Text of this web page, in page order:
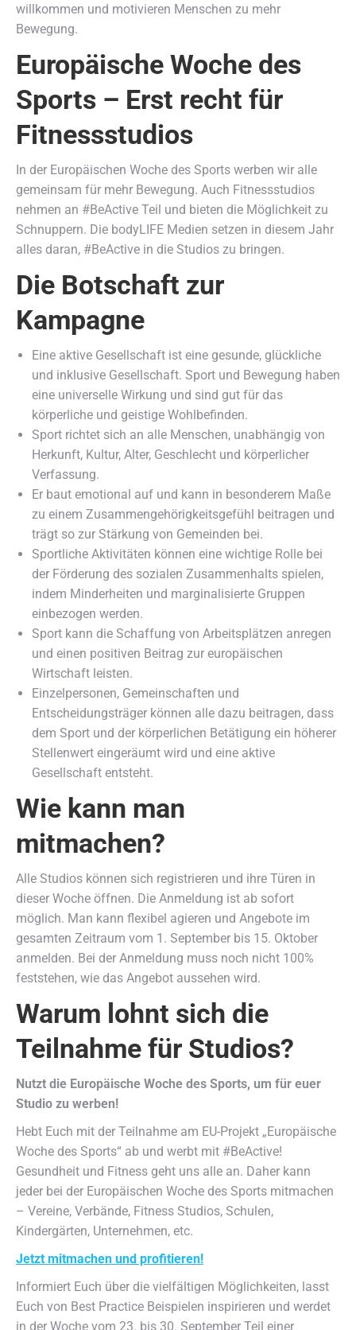
willkommen und motivieren Menschen zu mehr
Bewegung.
Europäische Woche des
Sports – Erst recht für
Fitnessstudios
In der Europäischen Woche des Sports werben wir alle
gemeinsam für mehr Bewegung. Auch Fitnessstudios
nehmen an #BeActive Teil und bieten die Möglichkeit zu
Schnuppern. Die bodyLIFE Medien setzen in diesem Jahr
alles daran, #BeActive in die Studios zu bringen.
Die Botschaft zur
Kampagne
Eine aktive Gesellschaft ist eine gesunde, glückliche
und inklusive Gesellschaft. Sport und Bewegung haben
eine universelle Wirkung und sind gut für das
körperliche und geistige Wohlbefinden.
Sport richtet sich an alle Menschen, unabhängig von
Herkunft, Kultur, Alter, Geschlecht und körperlicher
Verfassung.
Er baut emotional auf und kann in besonderem Maße
zu einem Zusammengehörigkeitsgefühl beitragen und
trägt so zur Stärkung von Gemeinden bei.
Sportliche Aktivitäten können eine wichtige Rolle bei
der Förderung des sozialen Zusammenhalts spielen,
indem Minderheiten und marginalisierte Gruppen
einbezogen werden.
Sport kann die Schaffung von Arbeitsplätzen anregen
und einen positiven Beitrag zur europäischen
Wirtschaft leisten.
Einzelpersonen, Gemeinschaften und
Entscheidungsträger können alle dazu beitragen, dass
dem Sport und der körperlichen Betätigung ein höherer
Stellenwert eingeräumt wird und eine aktive
Gesellschaft entsteht.
Wie kann man
mitmachen?
Alle Studios können sich registrieren und ihre Türen in
dieser Woche öffnen. Die Anmeldung ist ab sofort
möglich. Man kann flexibel agieren und Angebote im
gesamten Zeitraum vom 1. September bis 15. Oktober
anmelden. Bei der Anmeldung muss noch nicht 100%
feststehen, wie das Angebot aussehen wird.
Warum lohnt sich die
Teilnahme für Studios?
Nutzt die Europäische Woche des Sports, um für euer
Studio zu werben!
Hebt Euch mit der Teilnahme am EU-Projekt „Europäische
Woche des Sports“ ab und werbt mit #BeActive!
Gesundheit und Fitness geht uns alle an. Daher kann
jeder bei der Europäischen Woche des Sports mitmachen
– Vereine, Verbände, Fitness Studios, Schulen,
Kindergärten, Unternehmen, etc.
Jetzt mitmachen und profitieren!
Informiert Euch über die vielfältigen Möglichkeiten, lasst
Euch von Best Practice Beispielen inspirieren und werdet
in der Woche vom 23. bis 30. September Teil einer